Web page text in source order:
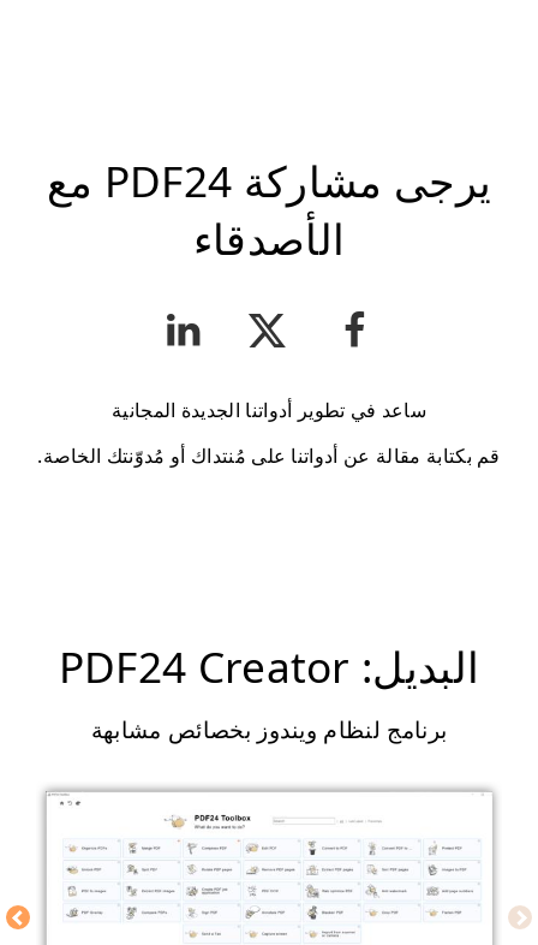
يرجى مشاركة PDF24 مع
الأصدقاء
ساعد في تطوير أدواتنا الجديدة المجانية
قم بكتابة مقالة عن أدواتنا على مُنتداك أو مُدوّنتك الخاصة.
البديل: PDF24 Creator
برنامج لنظام ويندوز بخصائص مشابهة